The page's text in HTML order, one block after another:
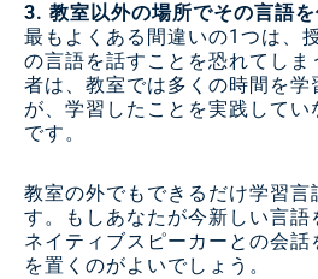
3. 教室以外の場所でその言語
最もよくある間違いの1つは、
の言語を話すことを恐れてしま
者は、教室では多くの時間を学
が、学習したことを実践して
です。
教室の外でもできるだけ学習
す。もしあなたが今新しい言語
ネイティブスピーカーとの会
を置くのがよいでしょう。